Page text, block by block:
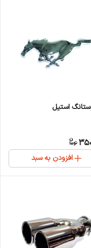
استیل
افزودن به سبد